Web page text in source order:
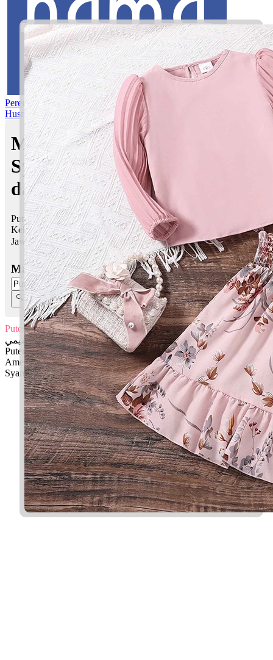
Perempuan Nama Pilihan Nama Gabungan
Husna Mom's Club
Maksud nama Puteri Ameera
Syamimi | Maksud Nama
dalam Islam
Puteri Ameera Syamimi bermaksud Puteri; Puteri, ratu;
Keharumanku
Jawi:ڤوتري اميرا شاميمي
Masukkan Nama:
Puteri Ameera Syamimi
ڤوتري اميرا شاميمي
Puteri: Puteri
Ameera: Puteri, ratu
Syamimi: Keharumanku
✚ Baju Baby Custom Nama 'Puteri Ameera
Syamimi'